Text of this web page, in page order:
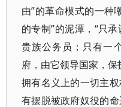
由”的革命模式的一种
的专制”的泥潭，“只
贵族公务员；只有一
府，由它领导国家，
拥有名义上的一切主
有摆脱被政府奴役的